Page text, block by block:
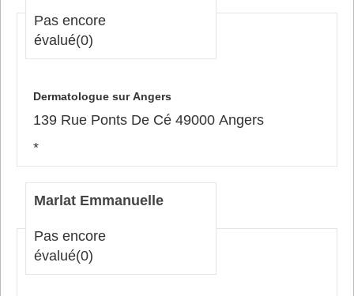
Pas encore
évalué(0)
Dermatologue sur Angers
139 Rue Ponts De Cé 49000 Angers
*
Marlat Emmanuelle
Pas encore
évalué(0)